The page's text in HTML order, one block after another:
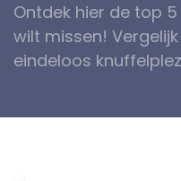
Ontdek hier de top
wilt missen!
eindeloos